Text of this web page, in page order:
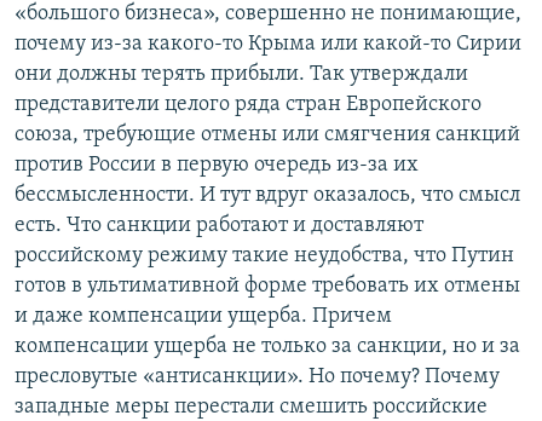
«большого бизнеса», совершенно не понимающие,
почему из-за какого-то Крыма или какой-то Сирии
они должны терять прибыли. Так утверждали
представители целого ряда стран Европейского
союза, требующие отмены или смягчения санкций
против России в первую очередь из-за их
бессмысленности. И тут вдруг оказалось, что смысл
есть. Что санкции работают и доставляют
российскому режиму такие неудобства, что Путин
готов в ультимативной форме требовать их отмены
и даже компенсации ущерба. Причем
компенсации ущерба не только за санкции, но и за
пресловутые «антисанкции». Но почему? Почему
западные меры перестали смешить российские